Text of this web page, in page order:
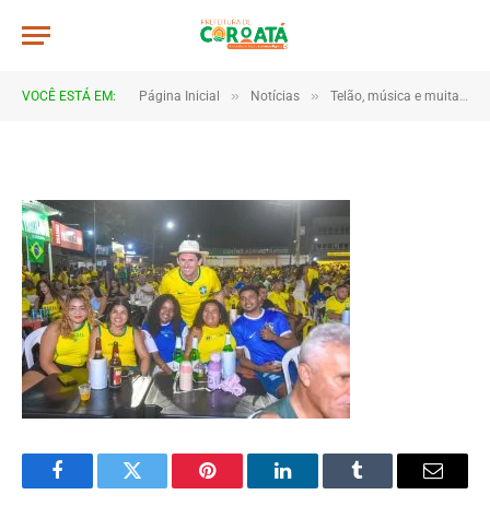
VOCÊ ESTÁ EM: Página Inicial » Notícias » Telão, música e muita torcida marcam estreia do Brasil em Coroatá
JWR_5316
FacebookTwitter Pinterest LinkedInTumblr Email